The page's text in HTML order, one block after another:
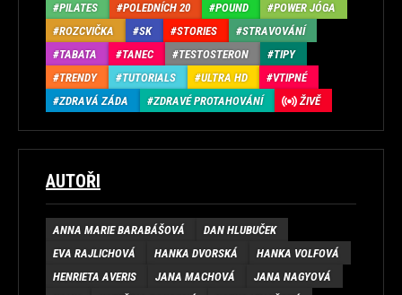
PILATES
POLEDNÍCH 20 POUND
POWER JÓGA
ROZCVIČKA
SK STORIES
STRAVOVÁNÍ
TABATA
TANEC TESTOSTERON
TIPY
TRENDY
TUTORIALS ULTRA HD
VTIPNÉ
ZDRAVÁ ZÁDA
ZDRAVÉ PROTAHOVÁNÍ ŽIVĚ
AUTOŘI
ANNA MARIE BARABÁŠOVÁ
DAN HLUBUČEK
EVA RAJLICHOVÁ
HANKA DVORSKÁ
HANKA VOLFOVÁ
HENRIETA AVERIS
JANA MACHOVÁ
JANA NAGYOVÁ